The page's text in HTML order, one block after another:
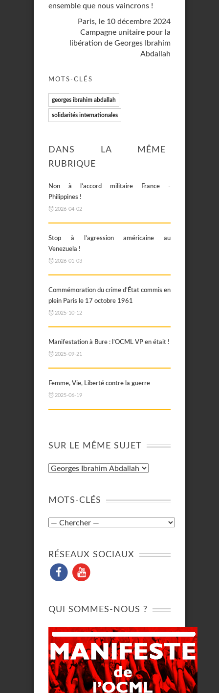
ensemble que nous vaincrons !
Paris, le 10 décembre 2024
Campagne unitaire pour la
libération de Georges Ibrahim
Abdallah
MOTS-CLÉS
georges ibrahim abdallah
solidarités internationales
DANS LA MÊME
RUBRIQUE
Non à l’accord militaire France -
Philippines !
2026-04-02
Stop à l’agression américaine au
Venezuela !
2026-01-03
Commémoration du crime d’État commis en
plein Paris le 17 octobre 1961
2025-10-12
Manifestation à Bure : l’OCML VP en était !
2025-09-21
Femme, Vie, Liberté contre la guerre
2025-06-19
SUR LE MÊME SUJET
MOTS-CLÉS
RÉSEAUX SOCIAUX
QUI SOMMES-NOUS ?